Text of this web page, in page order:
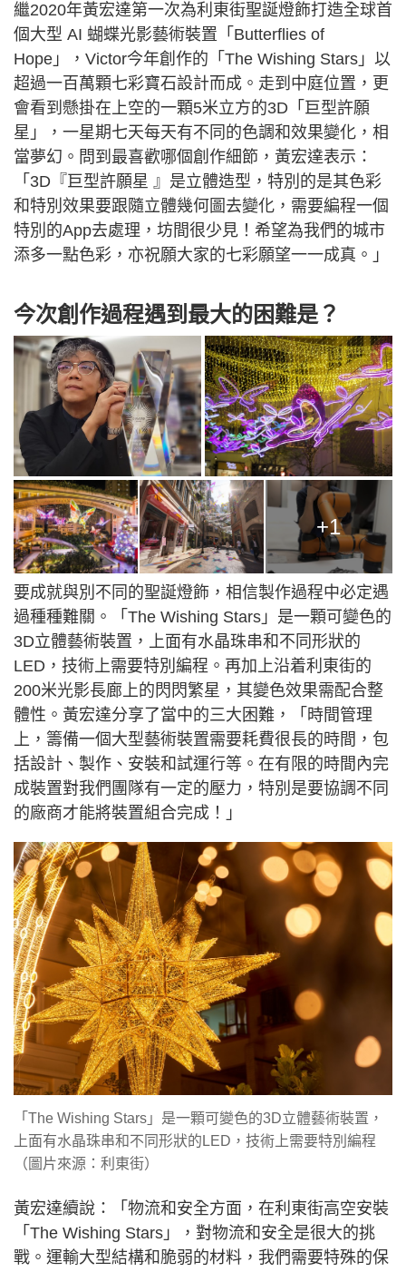
繼2020年黃宏達第一次為利東街聖誕燈飾打造全球首
個大型 AI 蝴蝶光影藝術裝置「Butterflies of
Hope」，Victor今年創作的「The Wishing Stars」以
超過一百萬顆七彩寶石設計而成。走到中庭位置，更
會看到懸掛在上空的一顆5米立方的3D「巨型許願
星」，一星期七天每天有不同的色調和效果變化，相
當夢幻。問到最喜歡哪個創作細節，黃宏達表示：
「3D『巨型許願星 』是立體造型，特別的是其色彩
和特別效果要跟隨立體幾何圖去變化，需要編程一個
特別的App去處理，坊間很少見！希望為我們的城市
添多一點色彩，亦祝願大家的七彩願望一一成真。」
今次創作過程遇到最大的困難是？
+1
要成就與別不同的聖誕燈飾，相信製作過程中必定遇
過種種難關。「The Wishing Stars」是一顆可變色的
3D立體藝術裝置，上面有水晶珠串和不同形狀的
LED，技術上需要特別編程。再加上沿着利東街的
200米光影長廊上的閃閃繁星，其變色效果需配合整
體性。黃宏達分享了當中的三大困難，「時間管理
上，籌備一個大型藝術裝置需要耗費很長的時間，包
括設計、製作、安裝和試運行等。在有限的時間內完
成裝置對我們團隊有一定的壓力，特別是要協調不同
的廠商才能將裝置組合完成！」
「The Wishing Stars」是一顆可變色的3D立體藝術裝置，
上面有水晶珠串和不同形狀的LED，技術上需要特別編程
（圖片來源：利東街）
黃宏達續說：「物流和安全方面，在利東街高空安裝
「The Wishing Stars」，對物流和安全是很大的挑
戰。運輸大型結構和脆弱的材料，我們需要特殊的保